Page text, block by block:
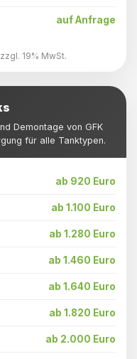
auf Anfrage
19% MwSt.
Demontage von GFK
für alle Tanktypen.
ab 920 Euro
ab 1.100 Euro
ab 1.280 Euro
ab 1.460 Euro
ab 1.640 Euro
ab 1.820 Euro
ab 2.000 Euro